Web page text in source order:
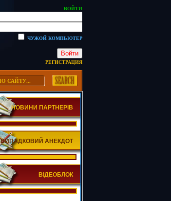
ВОЙТИ
ЧУЖОЙ КОМПЬЮТЕР
Войти
РЕГИСТРАЦИЯ
НОВИНИ ПАРТНЕРІВ
ВИПАДКОВИЙ АНЕКДОТ
ВІДЕОБЛОК